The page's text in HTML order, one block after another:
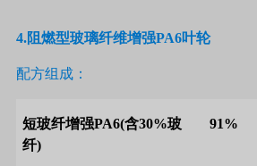
4.阻燃型玻璃纤维增强PA6叶轮
配方组成：
短玻纤增强PA6(含30%玻
纤)
91%